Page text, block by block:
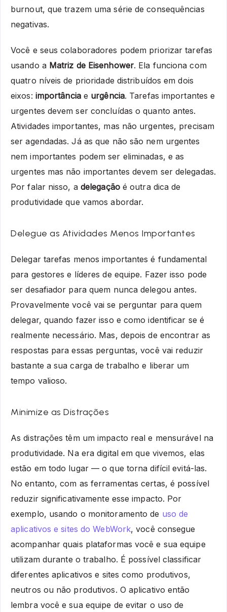
burnout, que trazem uma série de consequências
negativas.
Você e seus colaboradores podem priorizar tarefas
usando a Matriz de Eisenhower. Ela funciona com
quatro níveis de prioridade distribuídos em dois
eixos: importância e urgência. Tarefas importantes e
urgentes devem ser concluídas o quanto antes.
Atividades importantes, mas não urgentes, precisam
ser agendadas. Já as que não são nem urgentes
nem importantes podem ser eliminadas, e as
urgentes mas não importantes devem ser delegadas.
Por falar nisso, a delegação é outra dica de
produtividade que vamos abordar.
Delegue as Atividades Menos Importantes
Delegar tarefas menos importantes é fundamental
para gestores e líderes de equipe. Fazer isso pode
ser desafiador para quem nunca delegou antes.
Provavelmente você vai se perguntar para quem
delegar, quando fazer isso e como identificar se é
realmente necessário. Mas, depois de encontrar as
respostas para essas perguntas, você vai reduzir
bastante a sua carga de trabalho e liberar um
tempo valioso.
Minimize as Distrações
As distrações têm um impacto real e mensurável na
produtividade. Na era digital em que vivemos, elas
estão em todo lugar — o que torna difícil evitá-las.
No entanto, com as ferramentas certas, é possível
reduzir significativamente esse impacto. Por
exemplo, usando o monitoramento de uso de
aplicativos e sites do WebWork, você consegue
acompanhar quais plataformas você e sua equipe
utilizam durante o trabalho. É possível classificar
diferentes aplicativos e sites como produtivos,
neutros ou não produtivos. O aplicativo então
lembra você e sua equipe de evitar o uso de